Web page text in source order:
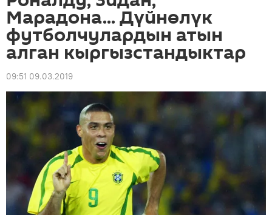
Марадона... Дүйнөлүк
футболчулардын атын
алган кыргызстандыктар
09:51 09.03.2019